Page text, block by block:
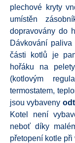
plechové kryty
umístěn
dopravovány do
Dávkování
části kotlů je
hořáku na
(kotlovým
termostatem,
jsou vybaveny
Kotel není
neboť díky
přetopení kotle